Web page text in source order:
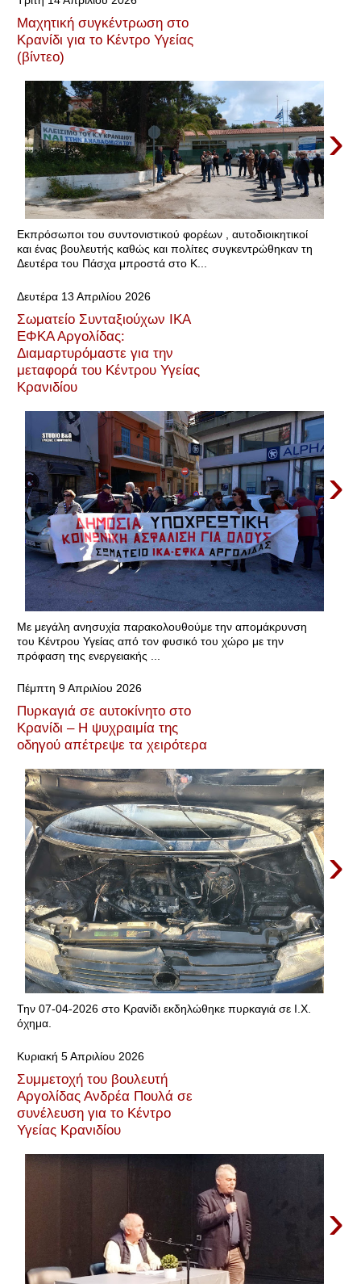
Μαχητική συγκέντρωση στο
Κρανίδι για το Κέντρο Υγείας
(βίντεο)
›
Εκπρόσωποι του συντονιστικού φορέων , αυτοδιοικητικοί
και ένας βουλευτής καθώς και πολίτες συγκεντρώθηκαν τη
Δευτέρα του Πάσχα μπροστά στο Κ...
Δευτέρα 13 Απριλίου 2026
Σωματείο Συνταξιούχων ΙΚΑ
ΕΦΚΑ Αργολίδας:
Διαμαρτυρόμαστε για την
μεταφορά του Κέντρου Υγείας
Κρανιδίου
›
Με μεγάλη ανησυχία παρακολουθούμε την απομάκρυνση
του Κέντρου Υγείας από τον φυσικό του χώρο με την
πρόφαση της ενεργειακής ...
Πέμπτη 9 Απριλίου 2026
Πυρκαγιά σε αυτοκίνητο στο
Κρανίδι – Η ψυχραιμία της
οδηγού απέτρεψε τα χειρότερα
›
Την 07-04-2026 στο Κρανίδι εκδηλώθηκε πυρκαγιά σε Ι.Χ.
όχημα.
Κυριακή 5 Απριλίου 2026
Συμμετοχή του βουλευτή
Αργολίδας Ανδρέα Πουλά σε
συνέλευση για το Κέντρο
Υγείας Κρανιδίου
›